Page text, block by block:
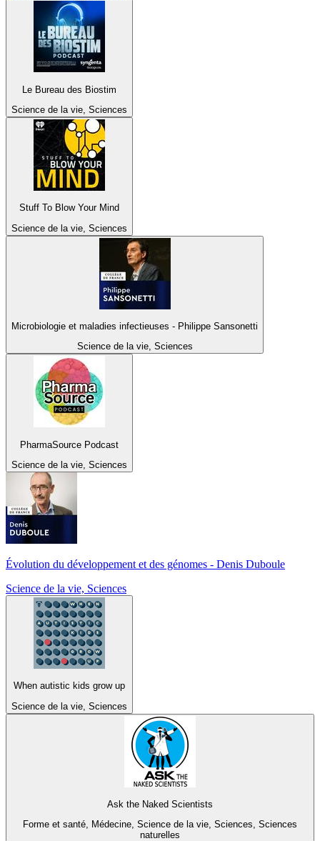
Le Bureau des Biostim
Science de la vie, Sciences
Stuff To Blow Your Mind
Science de la vie, Sciences
Microbiologie et maladies infectieuses - Philippe Sansonetti
Science de la vie, Sciences
PharmaSource Podcast
Science de la vie, Sciences
Évolution du développement et des génomes - Denis Duboule
Science de la vie, Sciences
When autistic kids grow up
Science de la vie, Sciences
Ask the Naked Scientists
Forme et santé, Médecine, Science de la vie, Sciences, Sciences
naturelles